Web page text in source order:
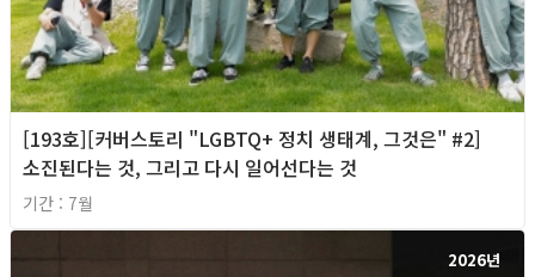
[193호][커버스토리 "LGBTQ+ 정치 생태계, 그것은" #2]
소진된다는 것, 그리고 다시 일어선다는 것
기간 : 7월
2026년